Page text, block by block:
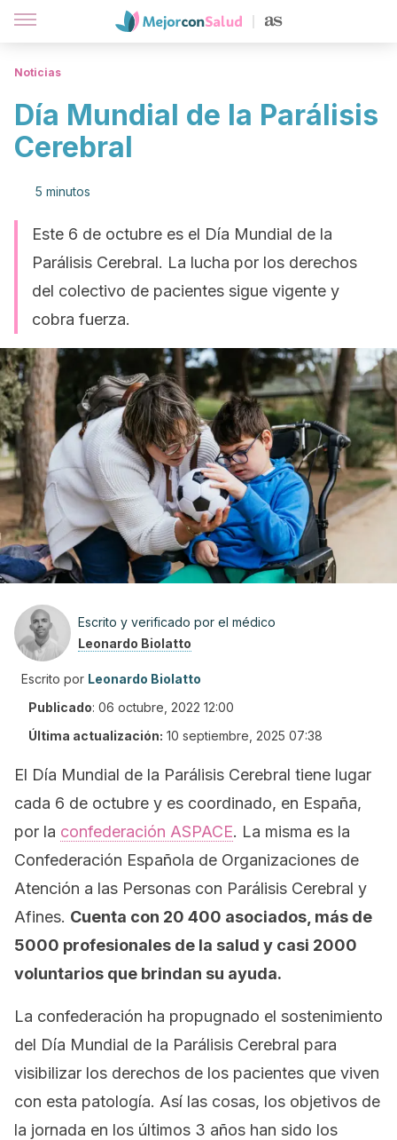
Noticias
Día Mundial de la Parálisis
Cerebral
5 minutos
Este 6 de octubre es el Día Mundial de la
Parálisis Cerebral. La lucha por los derechos
del colectivo de pacientes sigue vigente y
cobra fuerza.
Escrito y verificado por el médico
Leonardo Biolatto
Escrito por Leonardo Biolatto
Publicado: 06 octubre, 2022 12:00
Última actualización: 10 septiembre, 2025 07:38
El Día Mundial de la Parálisis Cerebral tiene lugar
cada 6 de octubre y es coordinado, en España,
por la confederación ASPACE. La misma es la
Confederación Española de Organizaciones de
Atención a las Personas con Parálisis Cerebral y
Afines. Cuenta con 20 400 asociados, más de
5000 profesionales de la salud y casi 2000
voluntarios que brindan su ayuda.
La confederación ha propugnado el sostenimiento
del Día Mundial de la Parálisis Cerebral para
visibilizar los derechos de los pacientes que viven
con esta patología. Así las cosas, los objetivos de
la jornada en los últimos 3 años han sido los